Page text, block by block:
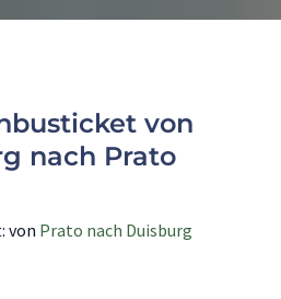
von
nach Prato
von Prato nach Duisburg